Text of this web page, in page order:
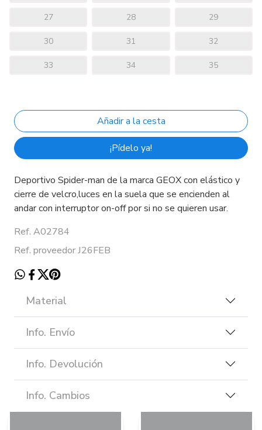
27 28 29
30 31 32
33 34 35
¡Pídelo ya!
Deportivo Spider-man de la marca GEOX con elástico y
cierre de velcro,luces en la suela que se encienden al
andar con interruptor on-off por si no se quieren usar.
Ref. A02784
Ref. proveedor J26FEB
Material
Info. Envío
Info. Devolución
Info. Cambios